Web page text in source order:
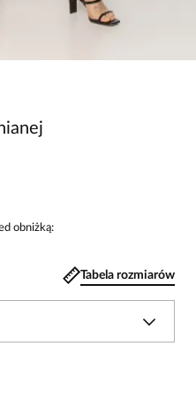
obniżką:
Tabela rozmiarów